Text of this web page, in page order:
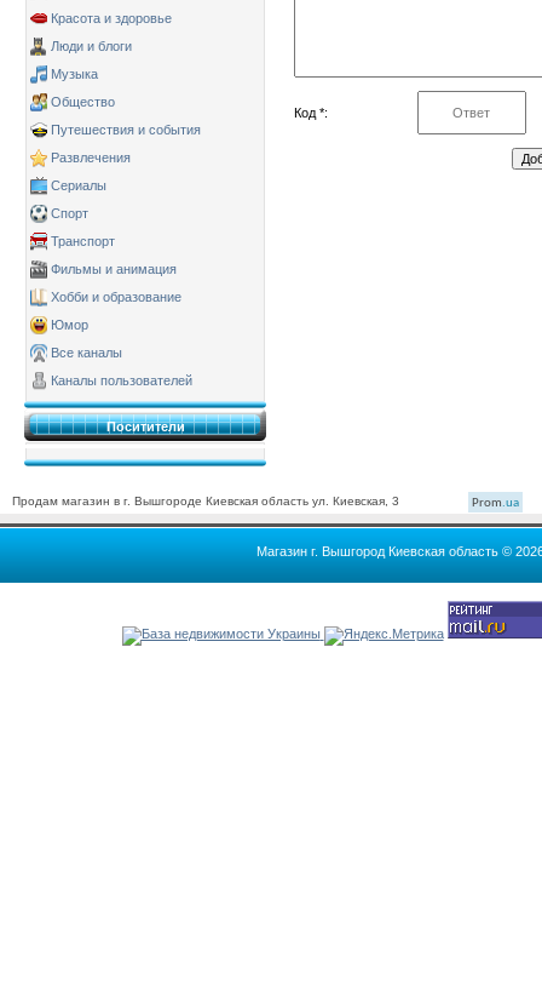
Красота и здоровье
Люди и блоги
Музыка
Общество
Путешествия и события
Развлечения
Сериалы
Спорт
Транспорт
Фильмы и анимация
Хобби и образование
Юмор
Все каналы
Каналы пользователей
Поситители
Код *:
Продам магазин в г. Вышгороде Киевская область ул. Киевская, 3 Prom.ua
Магазин г. Вышгород Киевская область ©